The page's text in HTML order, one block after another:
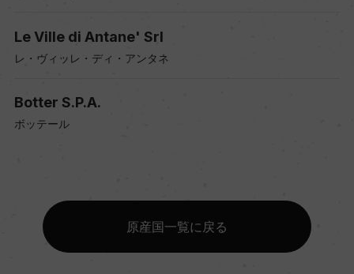
Le Ville di Antane' Srl
レ・ヴィッレ・ディ・アンタネ
Botter S.P.A.
ボッテール
原産国一覧に戻る